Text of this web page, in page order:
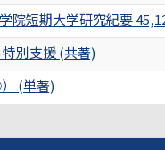
院短期大学研究紀要
別支援 (共著)
(単著)